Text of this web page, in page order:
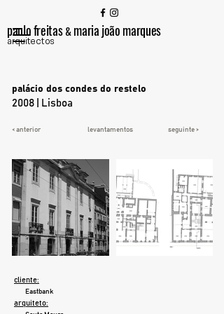
paulo freitas&maria joão marques
arquitectos
palácio dos condes do restelo
2008 | Lisboa
< anterior levantamentos seguinte >
cliente:
Eastbank
arquiteto: